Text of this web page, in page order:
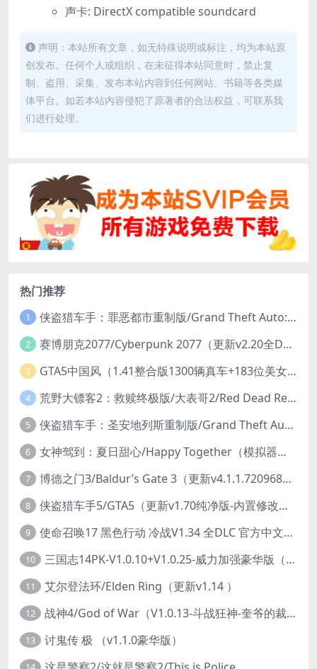
声卡: DirectX compatible soundcard
声明：本站所有文章，如无特殊说明或标注，均为本站原
创发布。任何个人或组织，在未征得本站同意时，禁止复
制、盗用、采集、发布本站内容到任何网站、书籍等各类媒
体平台。如若本站内容侵犯了原著者的合法权益，可联系我
们进行处理。
热门推荐
1 侠盗猎车手：罪恶都市重制版/Grand Theft Auto: Vice City – The Definitive Edition
2 赛博朋克2077/Cyberpunk 2077（更新v2.20全DLC）
3 GTA5中国风（1.41整合版1300辆真车+183位美女与英雄+200%存档）
4 荒野大镖客2：救赎终极版/大表哥2/Red Dead Redemption 2: Ultimate Edition（更新v1491.50终极版）
5 侠盗猎车手：圣安地列斯重制版/Grand Theft Auto: San Andreas – The Definitive Edition（更新v1.113.49697469）
6 女神驾到：夏日甜心/Happy Together（模拟器版-升级豪华终极珍藏版+全DLC）
7 博德之门3/Baldur’s Gate 3（更新v4.1.1.7209685）
8 侠盗猎车手5/GTA5（更新v1.70纯净版-内置修改器+通关存档）
9 使命召唤17 黑色行动 冷战V1.34 全DLC 官方中文版COD17
10 三国志14PK-V1.0.10+V1.0.25-威力加强豪华版（武将面容套装-全DLC+季票+特典+中文语音+编辑修改器）
11 艾尔登法环/Elden Ring（更新v1.14 ）
12 战神4/God of War（V1.0.13-斗战狂神-奎爷的裁决+全DLC）
13 讨鬼传 极 （v1.1.0豪华版）